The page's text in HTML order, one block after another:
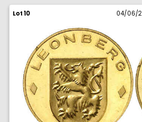
Lot 10 04/06/